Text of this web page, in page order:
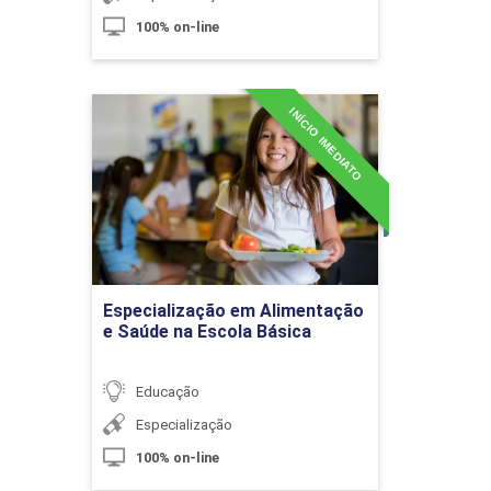
10h
O Ensino de Ciências da Natureza no
Contexto da BNCC
10h
Laboratório de Ciências
100% on-line
Especialização em Alimentação
e Saúde na Escola Básica
INÍCIO IMEDIATO
Educação
Especialização
100% on-line
Especialização em
Alimentação e Saúde na
Escola Básica
Detalhes do curso